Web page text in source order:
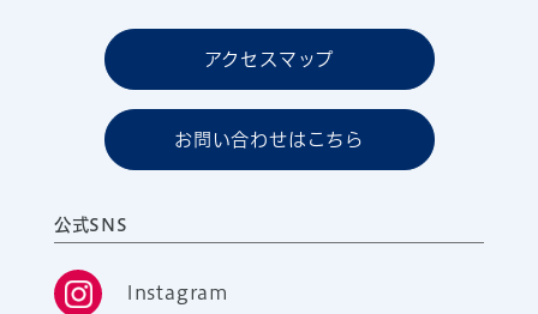
アクセスマップ
お問い合わせはこちら
公式SNS
Instagram